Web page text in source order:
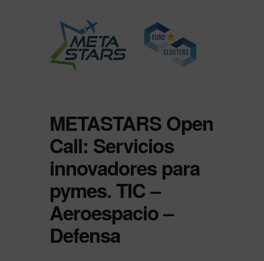
METASTARS Open
Call: Servicios
innovadores para
pymes. TIC –
Aeroespacio –
Defensa